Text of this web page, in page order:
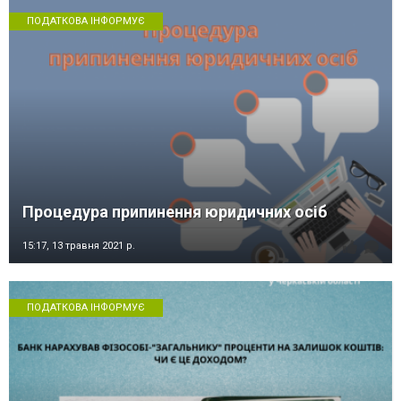
ПОДАТКОВА ІНФОРМУЄ
Процедура припинення юридичних осіб
15:17, 13 травня 2021 р.
ПОДАТКОВА ІНФОРМУЄ